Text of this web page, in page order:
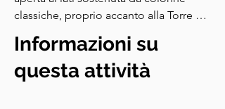
classiche, proprio accanto alla Torre
Loggia della Città. Pensala come una
combinazione di aula di tribunale
all'aperto, luogo di incontro pubblico
Informazioni su
questa attività